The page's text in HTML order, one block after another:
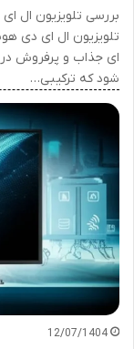
ای جذاب و پرفروش
شود که ترکیبی…
12/07/1404